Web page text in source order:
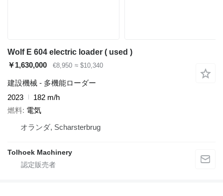
Wolf E 604 electric loader ( used )
￥1,630,000
€8,950 ≈ $10,340
建設機械 - 多機能ローダー
2023
182 m/h
燃料 電気
オランダ, Scharsterbrug
Tolhoek Machinery